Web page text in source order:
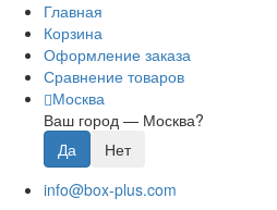
Главная
Корзина
Оформление заказа
Сравнение товаров
Москва
Ваш город — Москва?
info@box-plus.com